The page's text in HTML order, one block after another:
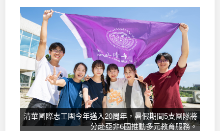
清華國際志工團今年邁入20周年，暑假期間5支團隊將
分赴亞非6國推動多元教育服務。